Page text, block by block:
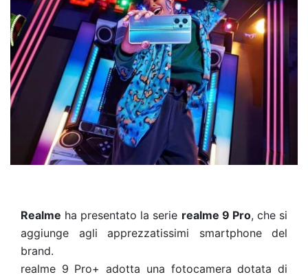
Realme ha presentato la serie realme 9 Pro, che si
aggiunge agli apprezzatissimi smartphone del
brand.
realme 9 Pro+ adotta una fotocamera dotata di